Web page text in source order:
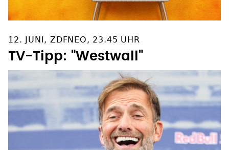
12. JUNI, ZDFNEO, 23.45 UHR
TV-Tipp: "Westwall"